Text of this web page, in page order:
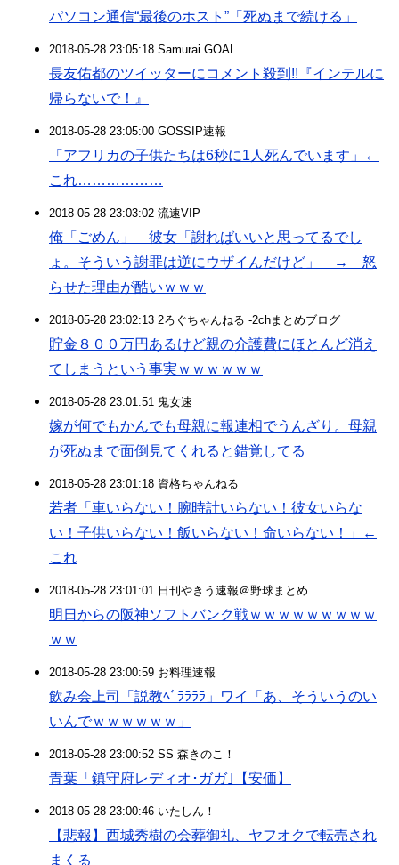
パソコン通信“最後のホスト”「死ぬまで続ける」
2018-05-28 23:05:18 Samurai GOAL
長友佑都のツイッターにコメント殺到!!『インテルに
帰らないで！』
2018-05-28 23:05:00 GOSSIP速報
「アフリカの子供たちは6秒に1人死んでいます」←
これ………………
2018-05-28 23:03:02 流速VIP
俺「ごめん」 彼女「謝ればいいと思ってるでし
ょ。そういう謝罪は逆にウザイんだけど」 → 怒
らせた理由が酷いｗｗｗ
2018-05-28 23:02:13 2ろぐちゃんねる -2chまとめブログ
貯金８００万円あるけど親の介護費にほとんど消え
てしまうという事実ｗｗｗｗｗｗ
2018-05-28 23:01:51 鬼女速
嫁が何でもかんでも母親に報連相でうんざり。母親
が死ぬまで面倒見てくれると錯覚してる
2018-05-28 23:01:18 資格ちゃんねる
若者「車いらない！腕時計いらない！彼女いらな
い！子供いらない！飯いらない！命いらない！」←
これ
2018-05-28 23:01:01 日刊やきう速報＠野球まとめ
明日からの阪神ソフトバンク戦ｗｗｗｗｗｗｗｗｗ
ｗｗ
2018-05-28 23:00:59 お料理速報
飲み会上司「説教ﾍﾞﾗﾗﾗﾗ」ワイ「あ、そういうのい
いんでｗｗｗｗｗｗ」
2018-05-28 23:00:52 SS 森きのこ！
青葉「鎮守府レディオ･ガガ｣【安価】
2018-05-28 23:00:46 いたしん！
【悲報】西城秀樹の会葬御礼、ヤフオクで転売され
まくる